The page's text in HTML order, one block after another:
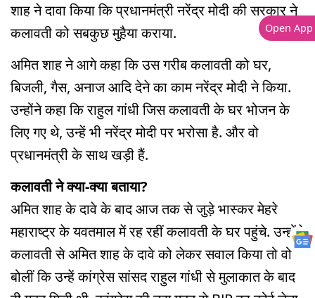
शाह ने दावा किया कि प्रधानमंत्री नरेंद्र मोदी की सरकार ने
कलावती को सबकुछ मुहैया कराया.
अमित शाह ने आगे कहा कि उस गरीब कलावती को घर,
बिजली, गैस, अनाज आदि देने का काम नरेंद्र मोदी ने किया.
उन्होंने कहा कि राहुल गांधी जिस कलावती के घर भोजन के
लिए गए थे, उन्हें भी नरेंद्र मोदी पर भरोसा है. और वो
प्रधानमंत्री के साथ खड़ी हैं.
कलावती ने क्या-क्या बताया?
अमित शाह के दावे के बाद आज तक से जुड़े भास्कर मेहरे
महाराष्ट्र के यवतमाल में रह रहीं कलावती के घर पहुंचे. उन्होंने
कलावती से अमित शाह के दावे को लेकर सवाल किया तो वो
बोलीं कि उन्हें कांग्रेस सांसद राहुल गांधी से मुलाकात के बाद
Open App